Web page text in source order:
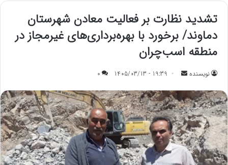
تشدید نظارت بر فعالیت معادن شهرستان
دماوند/ برخورد با بهره‌برداری‌های غیرمجاز در
منطقه اسب‌چران
نویسنده
س
ا
ل
ب
ه
19:39 - 1405/03/13
0